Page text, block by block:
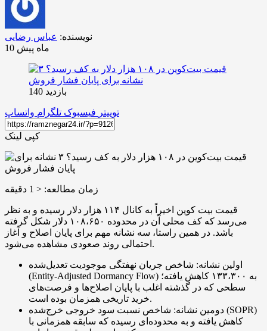
نویسنده: عباس رضایی
10 ماه پیش
بازدید 140
توییتر فیسبوک تلگرام واتساپ
کپی لینک
زمان مطالعه: < 1 دقیقه
قیمت بیت‌ کوین اخیراً به کانال ۱۱۴ هزار دلار رسیده و به نظر
می‌رسد که کف محلی آن در محدوده ۱۰۸،۶۵۰ دلار شکل گرفته
باشد. در همین راستا، سه نشانه مهم برای پایان اصلاح و آغاز
احتمالی روند صعودی مشاهده می‌شود.
اولین نشانه: شاخص جریان نهفتگی موجودیت تعدیل‌شده
(Entity-Adjusted Dormancy Flow) به ۱۳۳،۳۰۰ کاهش یافته؛
سطحی که در گذشته اغلب با پایان اصلاح‌ها و فرصت‌های
خرید تاریخی همزمان بوده است.
دومین نشانه: شاخص نسبت سود خروجی خرج‌شده (SOPR)
کاهش یافته و به محدوده‌ای رسیده که سابقه همزمانی با